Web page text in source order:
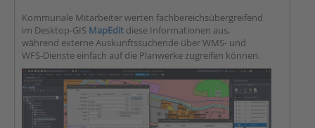
Kommunale Mitarbeiter werten fachbereichsübergreifend
im Desktop-GIS MapEdit diese Informationen aus,
während externe Auskunftssuchende über WMS- und
WFS-Dienste einfach auf die Planwerke zugreifen können.